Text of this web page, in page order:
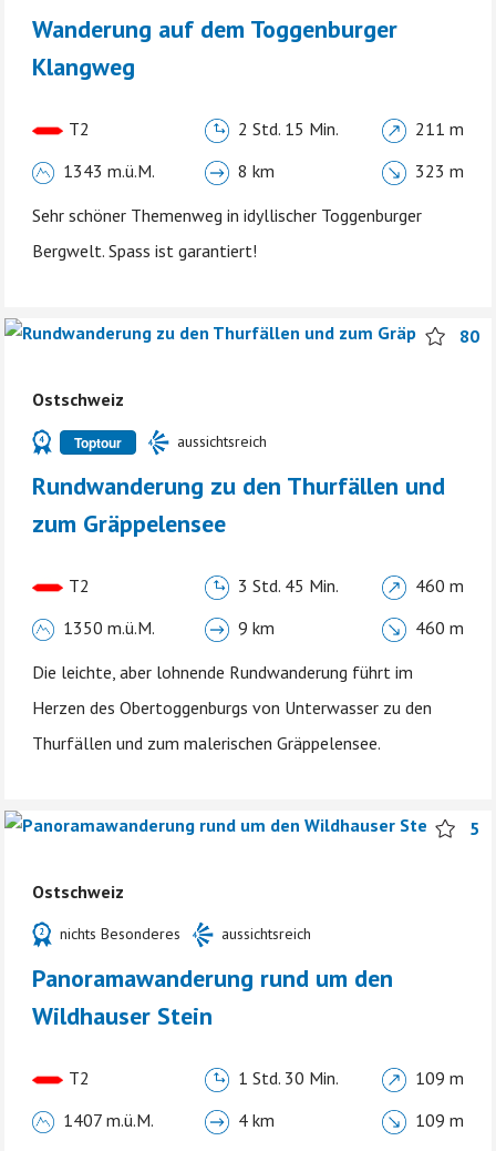
Wanderung auf dem Toggenburger
Klangweg
T2 2 Std. 15 Min.
211 m
1343 m.ü.M.
8 km
323 m
Sehr schöner Themenweg in idyllischer Toggenburger
Bergwelt. Spass ist garantiert!
80
Ostschweiz
Toptour aussichtsreich
Rundwanderung zu den Thurfällen und
zum Gräppelensee
T2 3 Std. 45 Min.
460 m
1350 m.ü.M.
9 km
460 m
Die leichte, aber lohnende Rundwanderung führt im
Herzen des Obertoggenburgs von Unterwasser zu den
Thurfällen und zum malerischen Gräppelensee.
5
Ostschweiz
nichts Besonderes aussichtsreich
Panoramawanderung rund um den
Wildhauser Stein
T2 1 Std. 30 Min.
109 m
1407 m.ü.M.
4 km
109 m